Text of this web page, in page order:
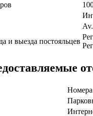
и выезда постояльцев
Номера